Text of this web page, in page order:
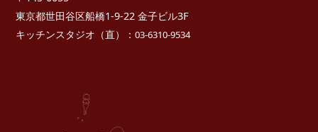
東京都世田谷区船橋1-9-22 金子ビル3F
キッチンスタジオ（直）：03-6310-9534